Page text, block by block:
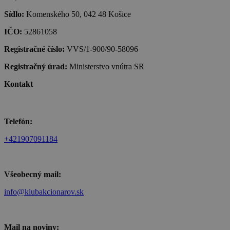
Sídlo: Komenského 50, 042 48 Košice
IČO: 52861058
Registračné číslo: VVS/1-900/90-58096
Registračný úrad: Ministerstvo vnútra SR
Kontakt
Telefón:
+421907091184
Všeobecný mail:
info@klubakcionarov.sk
Mail na noviny: